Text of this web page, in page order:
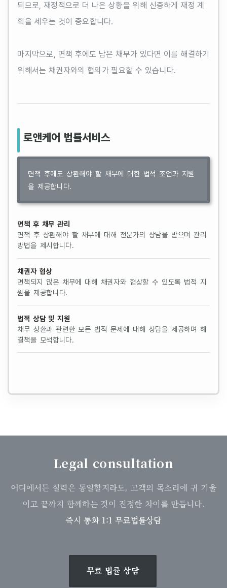
되므로, 재정적으로 더 나은 상황을 위해 신중하게 재정 계
획을 세우는 것이 중요합니다.
마지막으로, 면책 후에도 남은 채무가 있다면 이를 해결하기
위해서는 채권자와의 협의가 필요할 수 있습니다.
로앤케어 법률서비스
면책 후에도 상환해야 할 채무에 대한 법적 조언과 지원
을 제공합니다.
면책 후 채무 관리
면책 후 상환해야 할 채무에 대해 전문가의 상담을 받으며 관리
방법을 제시합니다.
채권자 협상
면책되지 않은 채무에 대해 채권자와 협상할 수 있도록 법적 지
원을 제공합니다.
법적 상담 및 지원
채무 상환과 관련한 모든 법적 문제에 대해 상담을 제공하며 해
결책을 모색합니다.
Legal consultation
어디에서든 실력은 동일할지라도, 고객의 목소리에 귀 기울
이고 끝까지 함께하는 것이 진정한 차이를 만듭니다.
즉시 통화 1:1 무료법률상담
무료 법률 상담